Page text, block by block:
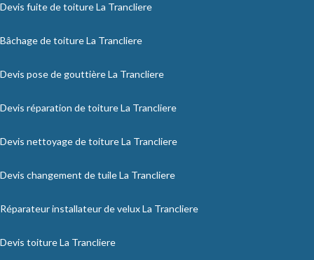
Devis fuite de toiture La Trancliere
Bâchage de toiture La Trancliere
Devis pose de gouttière La Trancliere
Devis réparation de toiture La Trancliere
Devis nettoyage de toiture La Trancliere
Devis changement de tuile La Trancliere
Réparateur installateur de velux La Trancliere
Devis toiture La Trancliere